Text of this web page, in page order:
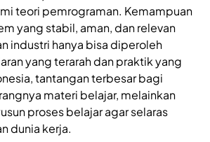
teori pemrograman. Kemampuan
yang stabil, aman, dan relevan
industri hanya bisa diperoleh
yang terarah dan praktik yang
tantangan terbesar bagi
materi belajar, melainkan
proses belajar agar selaras
dunia kerja.